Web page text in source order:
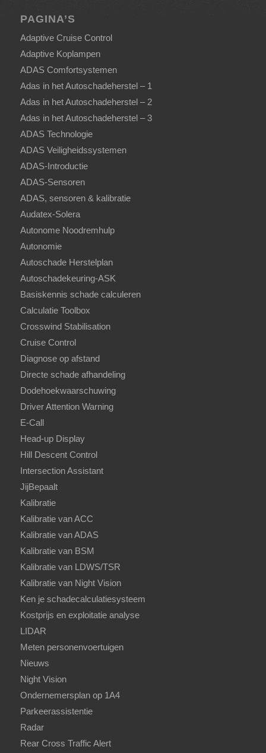
PAGINA’S
Adaptive Cruise Control
Adaptive Koplampen
ADAS Comfortsystemen
Adas in het Autoschadeherstel – 1
Adas in het Autoschadeherstel – 2
Adas in het Autoschadeherstel – 3
ADAS Technologie
ADAS Veiligheidssystemen
ADAS-Introductie
ADAS-Sensoren
ADAS, sensoren & kalibratie
Audatex-Solera
Autonome Noodremhulp
Autonomie
Autoschade Herstelplan
Autoschadekeuring-ASK
Basiskennis schade calculeren
Calculatie Toolbox
Crosswind Stabilisation
Cruise Control
Diagnose op afstand
Directe schade afhandeling
Dodehoekwaarschuwing
Driver Attention Warning
E-Call
Head-up Display
Hill Descent Control
Intersection Assistant
JijBepaalt
Kalibratie
Kalibratie van ACC
Kalibratie van ADAS
Kalibratie van BSM
Kalibratie van LDWS/TSR
Kalibratie van Night Vision
Ken je schadecalculatiesysteem
Kostprijs en exploitatie analyse
LIDAR
Meten personenvoertuigen
Nieuws
Night Vision
Ondernemersplan op 1A4
Parkeerassistentie
Radar
Rear Cross Traffic Alert